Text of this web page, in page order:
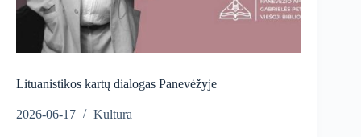
Lituanistikos kartų dialogas Panevėžyje
2026-06-17 Kultūra